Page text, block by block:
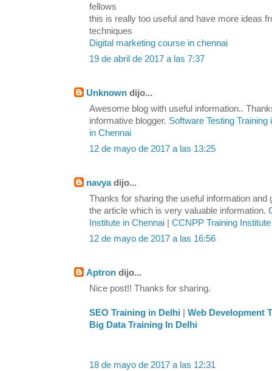
fellows
this is really too useful and have more ideas
techniques
Digital marketing course in chennai
19 de abril de 2017 a las 7:37
Unknown dijo...
Awesome blog with useful information..
informative blogger. Software Testing Training
in Chennai
12 de mayo de 2017 a las 13:25
navyadijo...
Thanks for sharing the useful information and
the article which is very valuable information.
Institute in Chennai
CCNPP Training
12 de mayo de 2017 a las 16:56
Aptron dijo...
Nice post!! Thanks for sharing.
SEO Training in Delhi
Web Development
Big Data Training In Delhi
18 de mayo de 2017 a las 12:31